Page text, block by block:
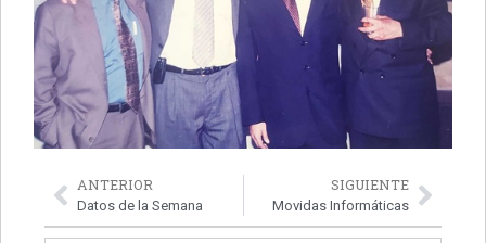
ANTERIOR
Datos de la Semana
SIGUIENTE
Movidas Informáticas